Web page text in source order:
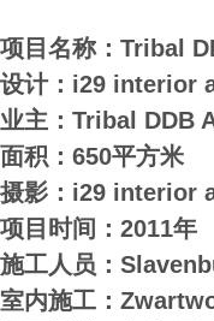
项目名称：Tribal
设计：i29 interior
业主：Tribal DDB
面积：650平方米
摄影：i29 interior
项目时间：2011年
施工人员：
室内施工：